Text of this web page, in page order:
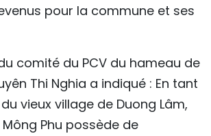
pour la commune et ses
comité du PCV du hameau de
Thi Nghia a indiqué : En tant
vieux village de Duong Lâm,
Phu possède de